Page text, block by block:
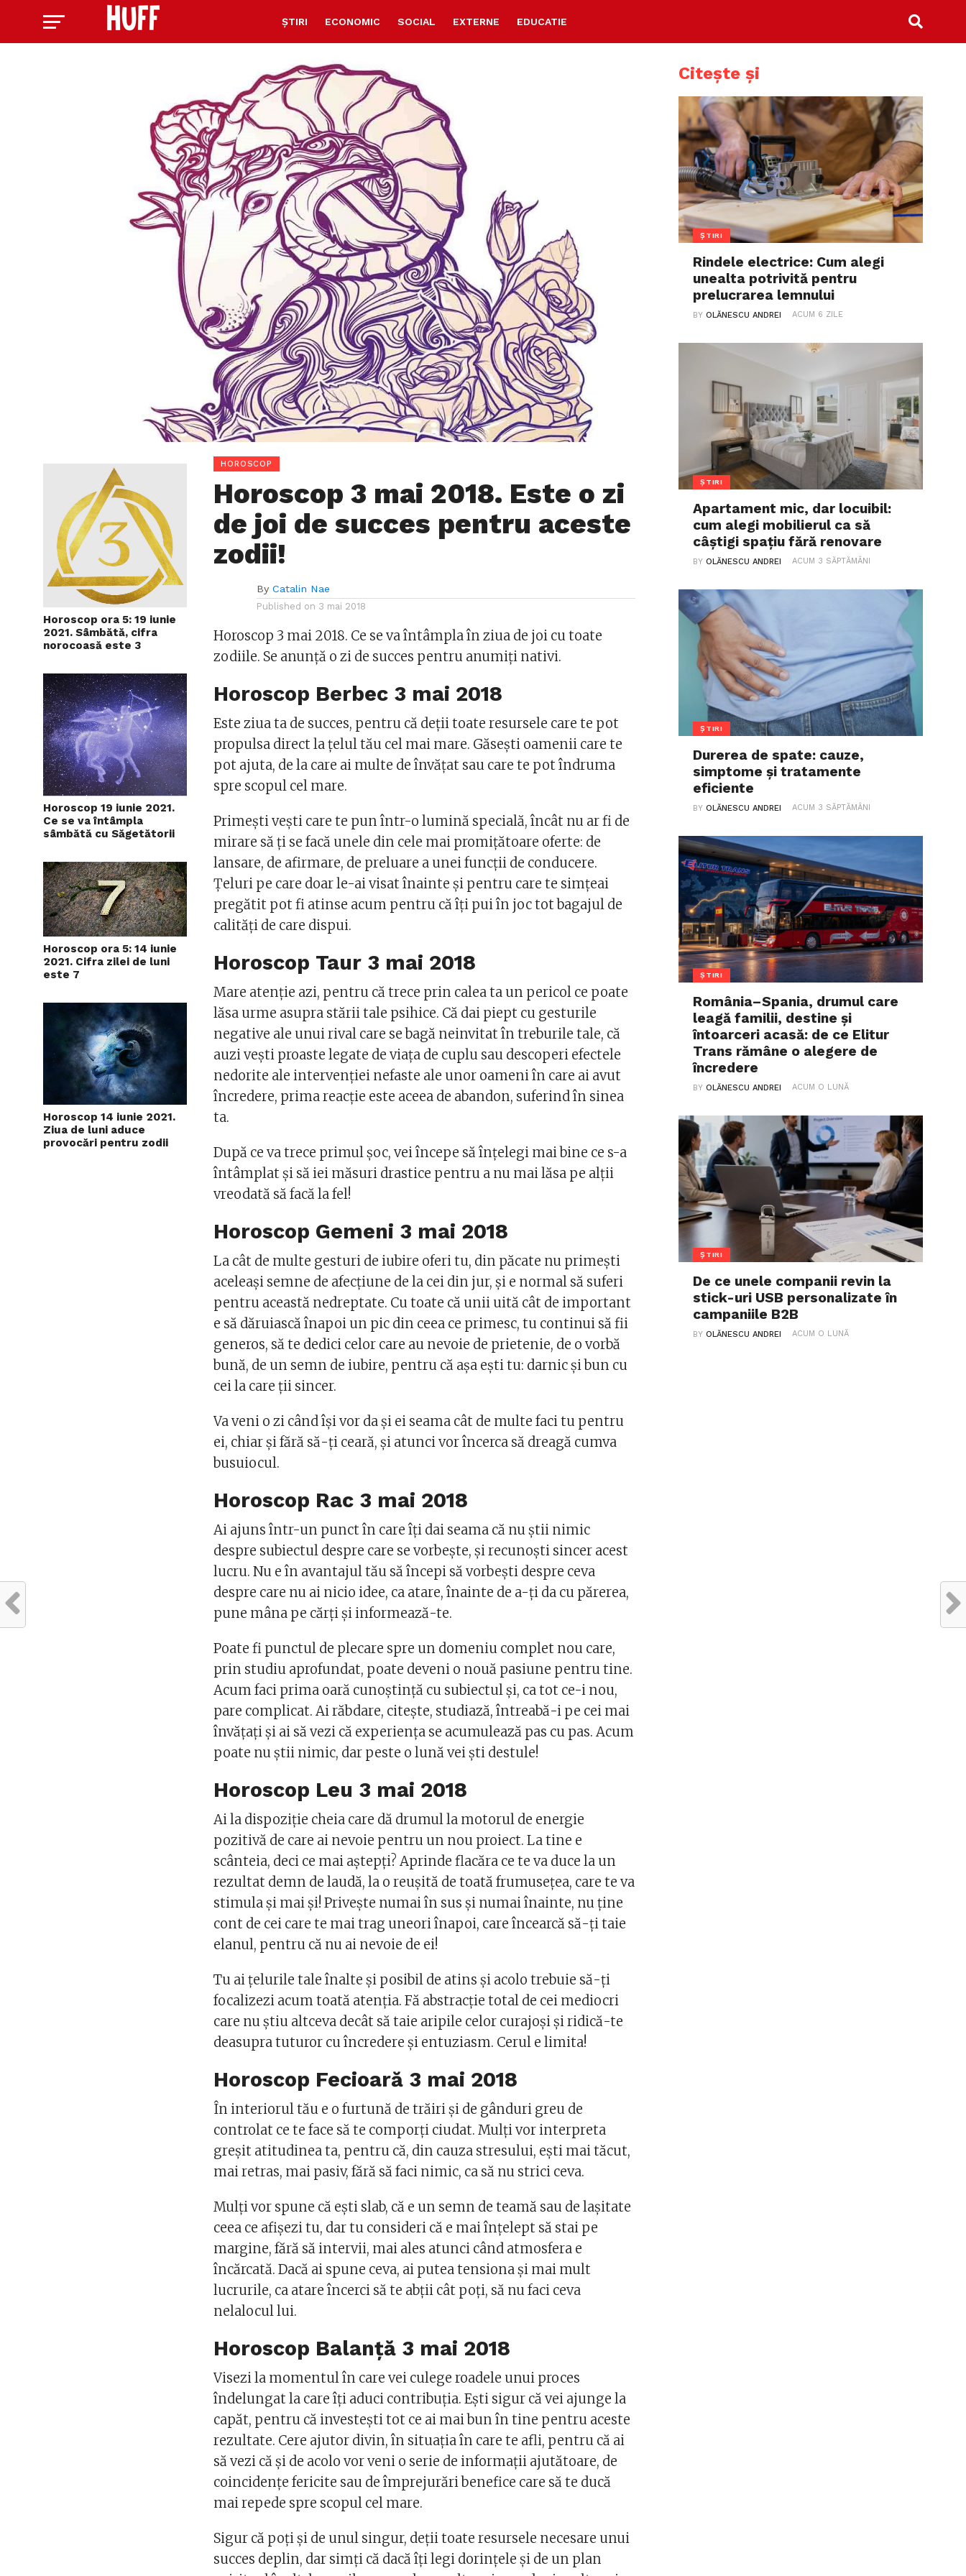
ȘTIRI ECONOMIC SOCIAL EXTERNE EDUCATIE
Horoscop ora 5: 19 iunie
2021. Sâmbătă, cifra
norocoasă este 3
Horoscop 19 iunie 2021.
Ce se va întâmpla
sâmbătă cu Săgetătorii
Horoscop ora 5: 14 iunie
2021. Cifra zilei de luni
este 7
Horoscop 14 iunie 2021.
Ziua de luni aduce
provocări pentru zodii
HOROSCOP
Horoscop 3 mai 2018. Este o zi
de joi de succes pentru aceste
zodii!
By Catalin Nae
Published on 3 mai 2018
Horoscop 3 mai 2018. Ce se va întâmpla în ziua de joi cu toate
zodiile. Se anunță o zi de succes pentru anumiți nativi.
Horoscop Berbec 3 mai 2018
Este ziua ta de succes, pentru că deţii toate resursele care te pot
propulsa direct la ţelul tău cel mai mare. Găseşti oamenii care te
pot ajuta, de la care ai multe de învăţat sau care te pot îndruma
spre scopul cel mare.
Primeşti veşti care te pun într-o lumină specială, încât nu ar fi de
mirare să ţi se facă unele din cele mai promiţătoare oferte: de
lansare, de afirmare, de preluare a unei funcţii de conducere.
Ţeluri pe care doar le-ai visat înainte şi pentru care te simţeai
pregătit pot fi atinse acum pentru că îţi pui în joc tot bagajul de
calităţi de care dispui.
Horoscop Taur 3 mai 2018
Mare atenţie azi, pentru că trece prin calea ta un pericol ce poate
lăsa urme asupra stării tale psihice. Că dai piept cu gesturile
negative ale unui rival care se bagă neinvitat în treburile tale, că
auzi veşti proaste legate de viaţa de cuplu sau descoperi efectele
nedorite ale intervenţiei nefaste ale unor oameni în care ai avut
încredere, prima reacţie este aceea de abandon, suferind în sinea
ta.
După ce va trece primul şoc, vei începe să înţelegi mai bine ce s-a
întâmplat şi să iei măsuri drastice pentru a nu mai lăsa pe alţii
vreodată să facă la fel!
Horoscop Gemeni 3 mai 2018
La cât de multe gesturi de iubire oferi tu, din păcate nu primeşti
aceleaşi semne de afecţiune de la cei din jur, şi e normal să suferi
pentru această nedreptate. Cu toate că unii uită cât de important
e să dăruiască înapoi un pic din ceea ce primesc, tu continui să fii
generos, să te dedici celor care au nevoie de prietenie, de o vorbă
bună, de un semn de iubire, pentru că aşa eşti tu: darnic şi bun cu
cei la care ţii sincer.
Va veni o zi când îşi vor da şi ei seama cât de multe faci tu pentru
ei, chiar şi fără să-ţi ceară, şi atunci vor încerca să dreagă cumva
busuiocul.
Horoscop Rac 3 mai 2018
Ai ajuns într-un punct în care îţi dai seama că nu ştii nimic
despre subiectul despre care se vorbeşte, şi recunoşti sincer acest
lucru. Nu e în avantajul tău să începi să vorbeşti despre ceva
despre care nu ai nicio idee, ca atare, înainte de a-ţi da cu părerea,
pune mâna pe cărţi şi informează-te.
Poate fi punctul de plecare spre un domeniu complet nou care,
prin studiu aprofundat, poate deveni o nouă pasiune pentru tine.
Acum faci prima oară cunoştinţă cu subiectul şi, ca tot ce-i nou,
pare complicat. Ai răbdare, citeşte, studiază, întreabă-i pe cei mai
învăţaţi şi ai să vezi că experienţa se acumulează pas cu pas. Acum
poate nu ştii nimic, dar peste o lună vei şti destule!
Horoscop Leu 3 mai 2018
Ai la dispoziţie cheia care dă drumul la motorul de energie
pozitivă de care ai nevoie pentru un nou proiect. La tine e
scânteia, deci ce mai aştepţi? Aprinde flacăra ce te va duce la un
rezultat demn de laudă, la o reuşită de toată frumuseţea, care te va
stimula şi mai şi! Priveşte numai în sus şi numai înainte, nu ţine
cont de cei care te mai trag uneori înapoi, care încearcă să-ţi taie
elanul, pentru că nu ai nevoie de ei!
Tu ai ţelurile tale înalte şi posibil de atins şi acolo trebuie să-ţi
focalizezi acum toată atenţia. Fă abstracţie total de cei mediocri
care nu ştiu altceva decât să taie aripile celor curajoşi şi ridică-te
deasupra tuturor cu încredere şi entuziasm. Cerul e limita!
Horoscop Fecioară 3 mai 2018
În interiorul tău e o furtună de trăiri şi de gânduri greu de
controlat ce te face să te comporţi ciudat. Mulţi vor interpreta
greşit atitudinea ta, pentru că, din cauza stresului, eşti mai tăcut,
mai retras, mai pasiv, fără să faci nimic, ca să nu strici ceva.
Mulţi vor spune că eşti slab, că e un semn de teamă sau de laşitate
ceea ce afişezi tu, dar tu consideri că e mai înţelept să stai pe
margine, fără să intervii, mai ales atunci când atmosfera e
încărcată. Dacă ai spune ceva, ai putea tensiona şi mai mult
lucrurile, ca atare încerci să te abţii cât poţi, să nu faci ceva
nelalocul lui.
Horoscop Balanță 3 mai 2018
Visezi la momentul în care vei culege roadele unui proces
îndelungat la care îţi aduci contribuţia. Eşti sigur că vei ajunge la
capăt, pentru că investeşti tot ce ai mai bun în tine pentru aceste
rezultate. Cere ajutor divin, în situaţia în care te afli, pentru că ai
să vezi că şi de acolo vor veni o serie de informaţii ajutătoare, de
coincidenţe fericite sau de împrejurări benefice care să te ducă
mai repede spre scopul cel mare.
Sigur că poţi şi de unul singur, deţii toate resursele necesare unui
succes deplin, dar simţi că dacă îţi legi dorinţele şi de un plan
Citește și
ȘTIRI
Rindele electrice: Cum alegi
unealta potrivită pentru
prelucrarea lemnului
BYOLĂNESCU ANDREI ACUM 6 ZILE
ȘTIRI
Apartament mic, dar locuibil:
cum alegi mobilierul ca să
câștigi spațiu fără renovare
BYOLĂNESCU ANDREI ACUM 3 SĂPTĂMÂNI
ȘTIRI
Durerea de spate: cauze,
simptome și tratamente
eficiente
BYOLĂNESCU ANDREI ACUM 3 SĂPTĂMÂNI
ȘTIRI
România–Spania, drumul care
leagă familii, destine și
întoarceri acasă: de ce Elitur
Trans rămâne o alegere de
încredere
BYOLĂNESCU ANDREI ACUM O LUNĂ
ȘTIRI
De ce unele companii revin la
stick-uri USB personalizate în
campaniile B2B
BYOLĂNESCU ANDREI ACUM O LUNĂ